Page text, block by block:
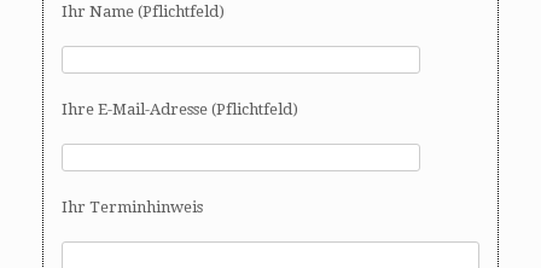
Ihr Name (Pflichtfeld)
Ihre E-Mail-Adresse (Pflichtfeld)
Ihr Terminhinweis